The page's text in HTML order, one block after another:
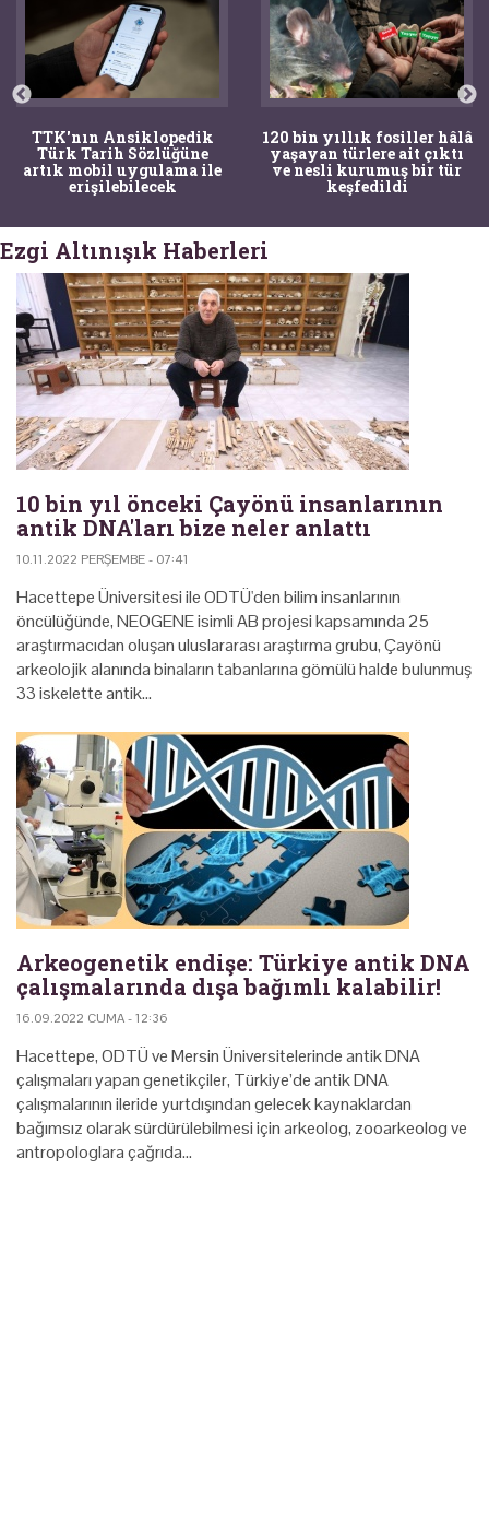
TTK'nın Ansiklopedik
Türk Tarih Sözlüğüne
artık mobil uygulama ile
erişilebilecek
120 bin yıllık fosiller hâlâ
yaşayan türlere ait çıktı
ve nesli kurumuş bir tür
keşfedildi
Ezgi Altınışık Haberleri
10 bin yıl önceki Çayönü insanlarının
antik DNA'ları bize neler anlattı
10.11.2022 PERŞEMBE - 07:41
Hacettepe Üniversitesi ile ODTÜ'den bilim insanlarının
öncülüğünde, NEOGENE isimli AB projesi kapsamında 25
araştırmacıdan oluşan uluslararası araştırma grubu, Çayönü
arkeolojik alanında binaların tabanlarına gömülü halde bulunmuş
33 iskelette antik…
Arkeogenetik endişe: Türkiye antik DNA
çalışmalarında dışa bağımlı kalabilir!
16.09.2022 CUMA - 12:36
Hacettepe, ODTÜ ve Mersin Üniversitelerinde antik DNA
çalışmaları yapan genetikçiler, Türkiye’de antik DNA
çalışmalarının ileride yurtdışından gelecek kaynaklardan
bağımsız olarak sürdürülebilmesi için arkeolog, zooarkeolog ve
antropologlara çağrıda…